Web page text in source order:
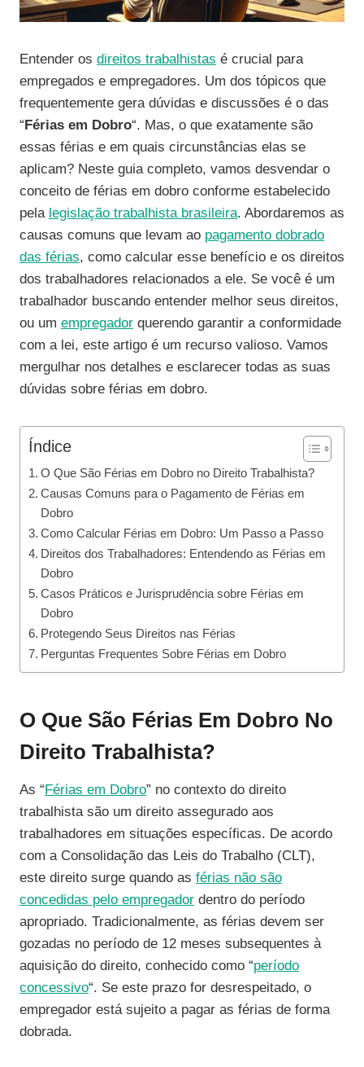
Entender os direitos trabalhistas é crucial para
empregados e empregadores. Um dos tópicos que
frequentemente gera dúvidas e discussões é o das
“ Férias em Dobro“. Mas, o que exatamente são
essas férias e em quais circunstâncias elas se
aplicam? Neste guia completo, vamos desvendar o
conceito de férias em dobro conforme estabelecido
pela legislação trabalhista brasileira. Abordaremos as
causas comuns que levam ao pagamento dobrado
das férias, como calcular esse benefício e os direitos
dos trabalhadores relacionados a ele. Se você é um
trabalhador buscando entender melhor seus direitos,
ou um empregador querendo garantir a conformidade
com a lei, este artigo é um recurso valioso. Vamos
mergulhar nos detalhes e esclarecer todas as suas
dúvidas sobre férias em dobro.
Índice
O Que São Férias em Dobro no Direito Trabalhista?
Causas Comuns para o Pagamento de Férias em
Dobro
Como Calcular Férias em Dobro: Um Passo a Passo
Direitos dos Trabalhadores: Entendendo as Férias em
Dobro
Casos Práticos e Jurisprudência sobre Férias em
Dobro
Protegendo Seus Direitos nas Férias
Perguntas Frequentes Sobre Férias em Dobro
O Que São Férias Em Dobro No
Direito Trabalhista?
As “ Férias em Dobro” no contexto do direito
trabalhista são um direito assegurado aos
trabalhadores em situações específicas. De acordo
com a Consolidação das Leis do Trabalho (CLT),
este direito surge quando as férias não são
concedidas pelo empregador dentro do período
apropriado. Tradicionalmente, as férias devem ser
gozadas no período de 12 meses subsequentes à
aquisição do direito, conhecido como “período
concessivo“. Se este prazo for desrespeitado, o
empregador está sujeito a pagar as férias de forma
dobrada.